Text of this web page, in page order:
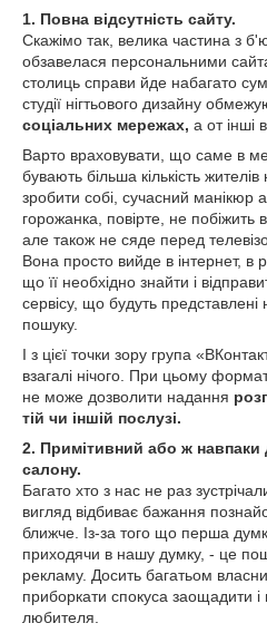
1. Повна відсутність сайту.
Скажімо так, велика частина з
обзавелася персональними
столиць справи йде набагато
студії нігтьового дизайну
соціальних мережах, а от інші
Варто враховувати, що саме в
бувають більша кількість
зробити собі, сучасний манікюр
горожанка, повірте, не побіжить
але також не сяде перед
Вона просто вийде в інтернет, в
що її необхідно знайти і
сервісу, що будуть представлені
пошуку.
І з цієї точки зору група
взагалі нічого. При цьому
не може дозволити надання
тій чи іншій послузі.
2. Примітивний або ж
салону.
Багато хто з нас не раз
вигляд відбиває бажання
ближче. Із-за того що перша
приходячи в нашу думку, - це
рекламу. Досить багатьом
приборкати спокуса заощадити
любителя.